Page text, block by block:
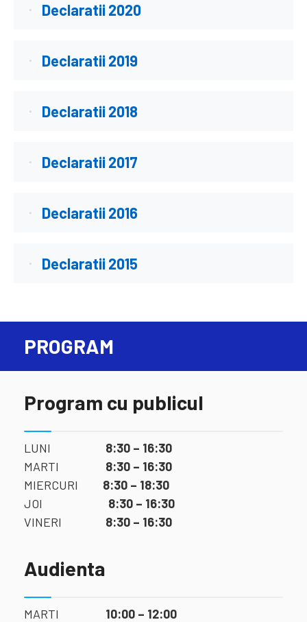
Declaratii 2020
Declaratii 2019
Declaratii 2018
Declaratii 2017
Declaratii 2016
Declaratii 2015
PROGRAM
Program cu publicul
LUNI 8:30 – 16:30
MARTI 8:30 – 16:30
MIERCURI 8:30 – 18:30
JOI 8:30 – 16:30
VINERI 8:30 – 16:30
Audienta
MARTI 10:00 – 12:00